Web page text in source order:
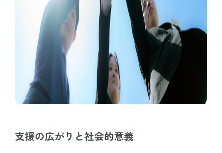
支援の広がりと社会的意義